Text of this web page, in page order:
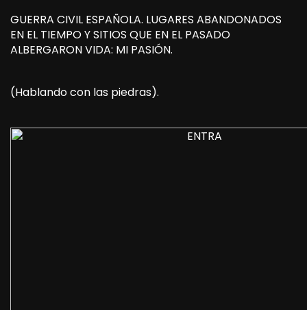
GUERRA CIVIL ESPAÑOLA. LUGARES ABANDONADOS
EN EL TIEMPO Y SITIOS QUE EN EL PASADO
ALBERGARON VIDA: MI PASIÓN.
(Hablando con las piedras).